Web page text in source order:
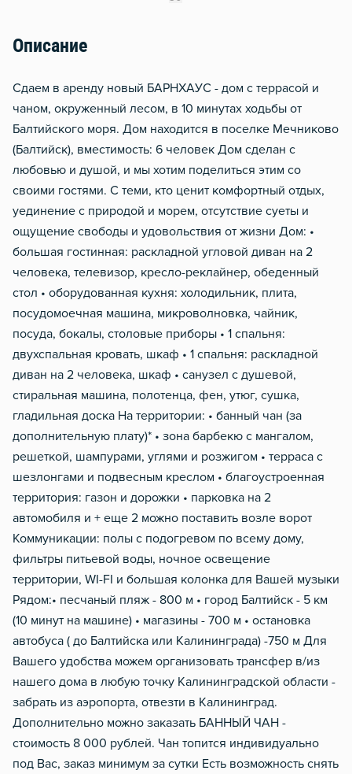
Чистящие средства
Описание
Сдаем в аренду новый БАРНХАУС - дом с террасой и
чаном, окруженный лесом, в 10 минутах ходьбы от
Балтийского моря. Дом находится в поселке Мечниково
(Балтийск), вместимость: 6 человек Дом сделан с
любовью и душой, и мы хотим поделиться этим со
своими гостями. С теми, кто ценит комфортный отдых,
уединение с природой и морем, отсутствие суеты и
ощущение свободы и удовольствия от жизни Дом: •
большая гостинная: раскладной угловой диван на 2
человека, телевизор, кресло-реклайнер, обеденный
стол • оборудованная кухня: холодильник, плита,
посудомоечная машина, микроволновка, чайник,
посуда, бокалы, столовые приборы • 1 спальня:
двухспальная кровать, шкаф • 1 спальня: раскладной
диван на 2 человека, шкаф • санузел с душевой,
стиральная машина, полотенца, фен, утюг, сушка,
гладильная доска На территории: • банный чан (за
дополнительную плату)* • зона барбекю с мангалом,
решеткой, шампурами, углями и розжигом • терраса с
шезлонгами и подвесным креслом • благоустроенная
территория: газон и дорожки • парковка на 2
автомобиля и + еще 2 можно поставить возле ворот
Коммуникации: полы с подогревом по всему дому,
фильтры питьевой воды, ночное освещение
территории, WI-FI и большая колонка для Вашей музыки
Рядом:• песчаный пляж - 800 м • ⁠город Балтийск - 5 км
(10 минут на машине) • ⁠магазины - 700 м • остановка
автобуса ( до Балтийска или Калининграда) -750 м Для
Вашего удобства можем организовать трансфер в/из
нашего дома в любую точку Калининградской области -
забрать из аэропорта, отвезти в Калининград.
Дополнительно можно заказать БАННЫЙ ЧАН -
стоимость 8 000 рублей. Чан топится индивидуально
под Вас, заказ минимум за сутки Есть возможность снять